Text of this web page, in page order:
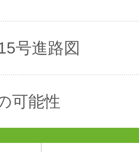
号進路図
可能性